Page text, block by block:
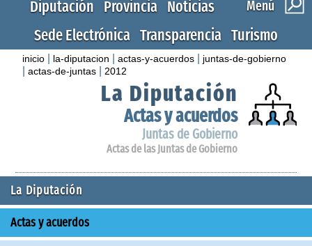
Menú
Diputación Provincia Noticias
Sede Electrónica Transparencia Turismo
inicio la-diputacion |actas-y-acuerdos juntas-de-gobierno
|actas-de-juntas 2012
La Diputación
Actas y acuerdos
Juntas de Gobierno
Actas de las Juntas de Gobierno
La Diputación
Actas y acuerdos